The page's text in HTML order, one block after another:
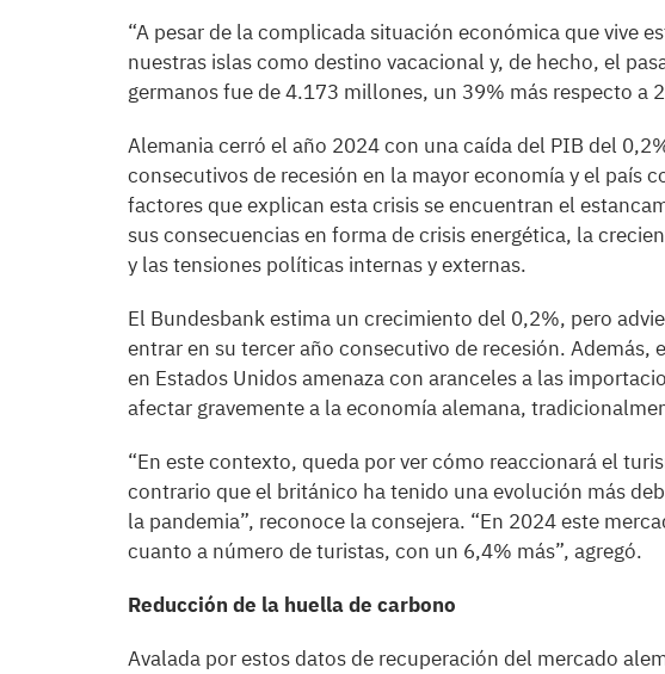
“A pesar de la complicada situación económica que vive
nuestras islas como destino vacacional y, de hecho, el
germanos fue de 4.173 millones, un 39% más respecto a
Alemania cerró el año 2024 con una caída del PIB del
consecutivos de recesión en la mayor economía y el país
factores que explican esta crisis se encuentran el
sus consecuencias en forma de crisis energética, la
y las tensiones políticas internas y externas.
El Bundesbank estima un crecimiento del 0,2%, pero
entrar en su tercer año consecutivo de recesión.
en Estados Unidos amenaza con aranceles a las
afectar gravemente a la economía alemana,
“En este contexto, queda por ver cómo reaccionará el
contrario que el británico ha tenido una evolución más
la pandemia”, reconoce la consejera. “En 2024 este
cuanto a número de turistas, con un 6,4% más”, agregó.
Reducción de la huella de carbono
Avalada por estos datos de recuperación del mercado